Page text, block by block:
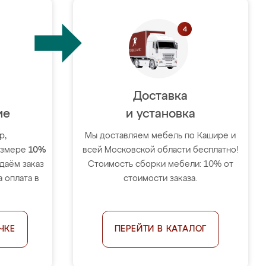
10%
заказ
оплата в
Доставка
и установка
Мы доставляем мебель по Кашире и
всей Московской области бесплатно!
Стоимость сборки мебели: 10% от
стоимости заказа.
ПЕРЕЙТИ В КАТАЛОГ